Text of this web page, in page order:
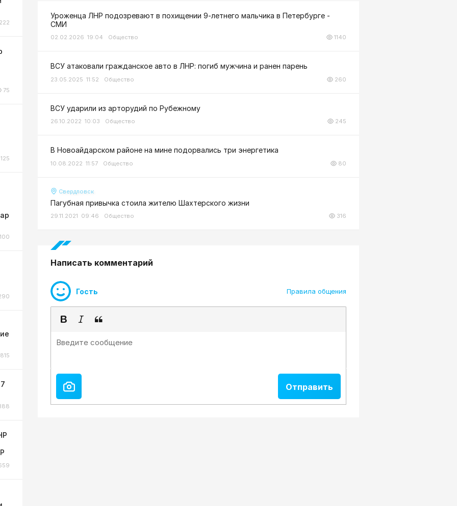
222
75
125
100
815
Уроженца ЛНР подозревают в похищении 9-летнего мальчика в Петербурге -
СМИ
02.02.2026 19:04 Общество 1140
ВСУ атаковали гражданское авто в ЛНР: погиб мужчина и ранен парень
23.05.2025 11:52 Общество 260
ВСУ ударили из арторудий по Рубежному
26.10.2022 10:03 Общество 245
В Новоайдарском районе на мине подорвались три энергетика
10.08.2022 11:57 Общество 80
Свердловск
Пагубная привычка стоила жителю Шахтерского жизни
29.11.2021 09:46 Общество 316
Написать комментарий
Гость Правила общения